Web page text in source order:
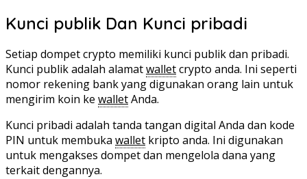
Kunci publik Dan Kunci pribadi
Setiap dompet crypto memiliki kunci publik dan pribadi.
Kunci publik adalah alamatwalletcrypto anda. Ini seperti
nomor rekening bank yang digunakan orang lain untuk
mengirim koin ke walletAnda.
Kunci pribadi adalah tanda tangan digital Anda dan kode
PIN untuk membuka wallet kripto anda. Ini digunakan
untuk mengakses dompet dan mengelola dana yang
terkait dengannya.